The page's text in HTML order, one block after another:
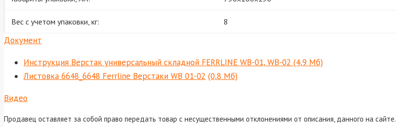
Вес с учетом упаковки, кг: 8
Документ
Инструкция Верстак универсальный складной FERRLINE WB-01, WB-02 (4,9 Мб)
Листовка 6648_6648 Ferrline Верстаки WB 01-02 (0,8 Мб)
Видео
Продавец оставляет за собой право передать товар с несущественными отклонениями от описания, данного на сайте.